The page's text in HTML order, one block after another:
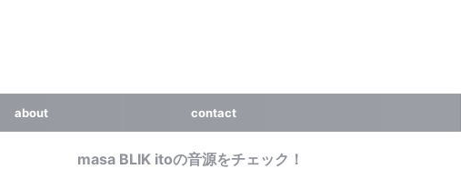
about contact
masa BLIK itoの音源をチェック！